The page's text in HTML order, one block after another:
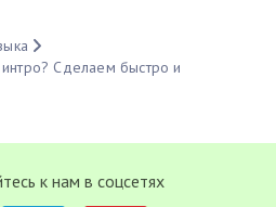
Сделаем быстро и
к нам в соцсетях